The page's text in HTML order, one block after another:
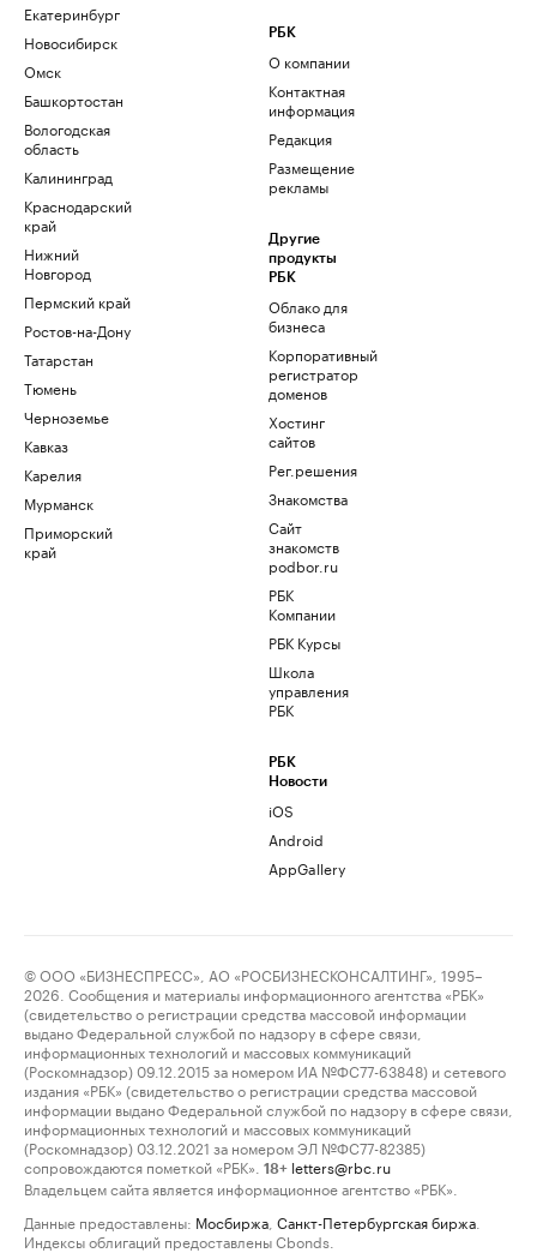
Екатеринбург
Новосибирск
Омск
Башкортостан
Вологодская
область
Калининград
Краснодарский
край
Нижний
Новгород
Пермский край
Ростов-на-Дону
Татарстан
Тюмень
Черноземье
Кавказ
Карелия
Мурманск
Приморский
край
РБК
О компании
Контактная
информация
Редакция
Размещение
рекламы
Другие
продукты
РБК
Облако для
бизнеса
Корпоративный
регистратор
доменов
Хостинг
сайтов
Рег.решения
Знакомства
Сайт
знакомств
podbor.ru
РБК
Компании
РБК Курсы
Школа
управления
РБК
РБК
Новости
iOS
Android
AppGallery
© ООО «БИЗНЕСПРЕСС», АО «РОСБИЗНЕСКОНСАЛТИНГ», 1995–
2026. Сообщения и материалы информационного агентства «РБК»
(свидетельство о регистрации средства массовой информации
выдано Федеральной службой по надзору в сфере связи,
информационных технологий и массовых коммуникаций
(Роскомнадзор) 09.12.2015 за номером ИА №ФС77-63848) и сетевого
издания «РБК» (свидетельство о регистрации средства массовой
информации выдано Федеральной службой по надзору в сфере связи,
информационных технологий и массовых коммуникаций
(Роскомнадзор) 03.12.2021 за номером ЭЛ №ФС77-82385)
сопровождаются пометкой «РБК».
18+ letters@rbc.ru
Владельцем сайта является информационное агентство «РБК».
Данные предоставлены: Мосбиржа Санкт-Петербургская биржа
Индексы облигаций предоставлены Cbonds.